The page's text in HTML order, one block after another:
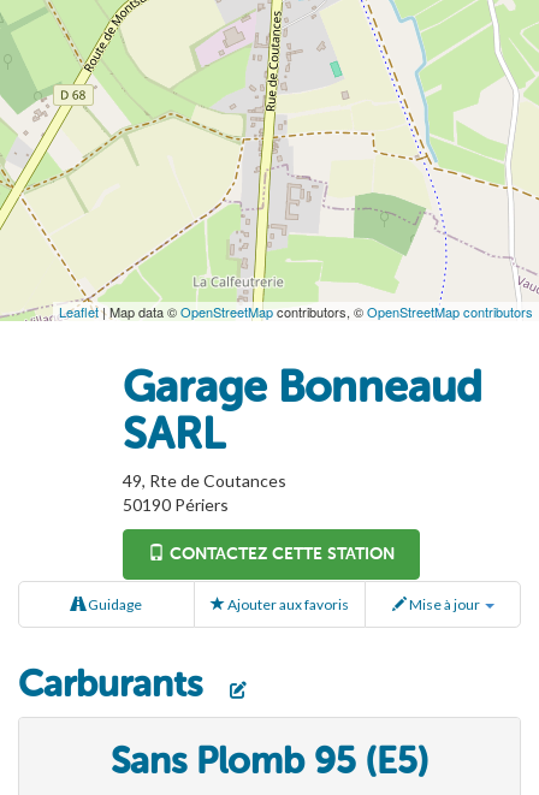
Leaflet| Map data ©OpenStreetMapcontributors, ©OpenStreetMap contributors
Garage Bonneaud
SARL
49, Rte de Coutances
50190 Périers
CONTACTEZ CETTE STATION
Guidage Ajouter aux favoris Mise à jour
Carburants
Sans Plomb 95 (E5)